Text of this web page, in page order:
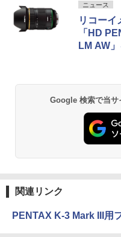
ニュース
リコーイ
「HD
LM AW
Google 検索で当サ
関連リンク
PENTAX K-3 Mark III用